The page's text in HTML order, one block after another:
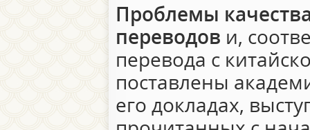
Проблемы
переводов и,
перевода с
поставлены
его докладах,